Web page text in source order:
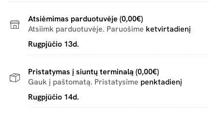
Atsiėmimas parduotuvėje (0,00€)
Atsiimk parduotuvėje. Paruošime ketvirtadienį
Rugpjūčio 13d.
Pristatymas į siuntų terminalą (0,00€)
Gauk į paštomatą. Pristatysime penktadienį
Rugpjūčio 14d.